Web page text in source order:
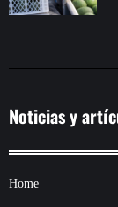
Noticias y
Home